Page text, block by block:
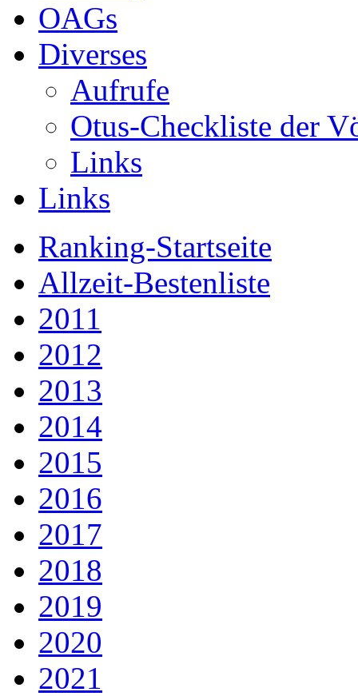
OAGs
Diverses
Aufrufe
Otus-Checkliste der
Links
Links
Ranking-Startseite
Allzeit-Bestenliste
2011
2012
2013
2014
2015
2016
2017
2018
2019
2020
2021